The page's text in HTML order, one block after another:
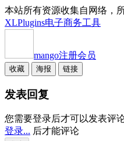
本站所有资源收集自网络，
XLPlugins电子商务工具
mango注册会员
收藏 海报 链接
发表回复
您需要登录后才可以发表评
登录... 后才能评论